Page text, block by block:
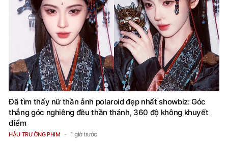
Đã tìm thấy nữ thần ảnh polaroid đẹp nhất showbiz: Góc
thẳng góc nghiêng đều thần thánh, 360 độ không khuyết
điểm
HẬU TRƯỜNG PHIM 1 giờ trước